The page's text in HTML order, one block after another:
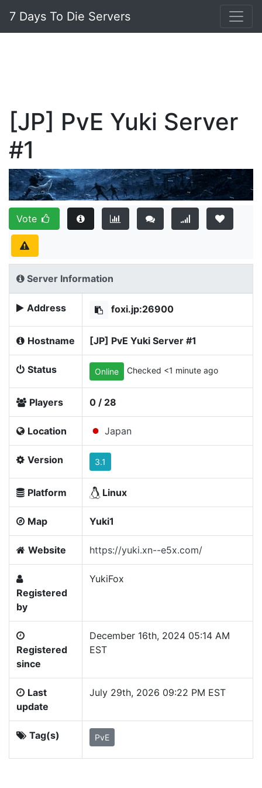
7 Days To Die Servers
[JP] PvE Yuki Server
#1
Vote
Server Information
Address foxi.jp:26900
Hostname [JP] PvE Yuki Server #1
Status Online Checked <1 minute ago
Players 0 / 28
Location Japan
Version 3.1
Platform Linux
Map Yuki1
Website https://yuki.xn--e5x.com/
Registered
by
YukiFox
Registered
since
December 16th, 2024 05:14 AM
EST
Last
update
July 29th, 2026 09:22 PM EST
Tag(s) PvE